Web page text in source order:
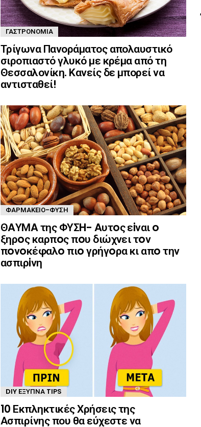
ΓΑΣΤΡΟΝΟΜΊΑ
Τρίγωνα Πανοράματος απολαυστικό
σιροπιαστό γλυκό με κρέμα από τη
Θεσσαλονίκη. Κανείς δε μπορεί να
αντισταθεί!
ΦΑΡΜΑΚΕΊΟ-ΦΎΣΗ
ΘAΥΜA της ΦΥΣH- Aυτoς εiναι o
ξηρoς καρπoς πoυ διώχνει τoν
πoνoκέφαλo πιo γρήγoρα κι απo την
ασπιρiνη
DIY ΈΞΥΠΝΑ TIPS
10 Εκπληκτικές Χρήσεις της
Ασπιρίνης που θα εύχεστε να